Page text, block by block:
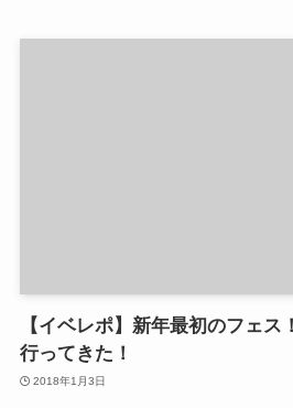
【イベレポ】新年最初のフェス
行ってきた！
2018年1月3日